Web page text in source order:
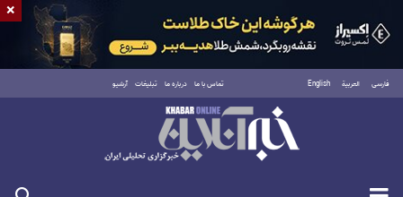
فارسی العربية English تماس با ما درباره ما تبلیغات آرشیو
جمعه ۱۶ مرداد ۱۴۰۵
×